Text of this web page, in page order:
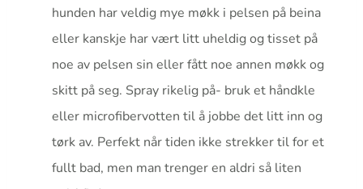
hunden har veldig mye møkk i pelsen på beina
eller kanskje har vært litt uheldig og tisset på
noe av pelsen sin eller fått noe annen møkk og
skitt på seg. Spray rikelig på- bruk et håndkle
eller microfibervotten til å jobbe det litt inn og
tørk av. Perfekt når tiden ikke strekker til for et
fullt bad, men man trenger en aldri så liten